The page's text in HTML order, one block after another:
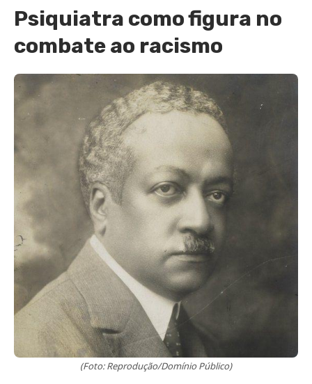
Psiquiatra como figura no
combate ao racismo
(Foto: Reprodução/Domínio Público)